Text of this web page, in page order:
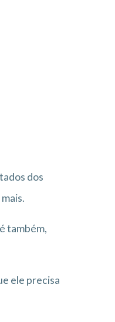
dos
também,
ele precisa